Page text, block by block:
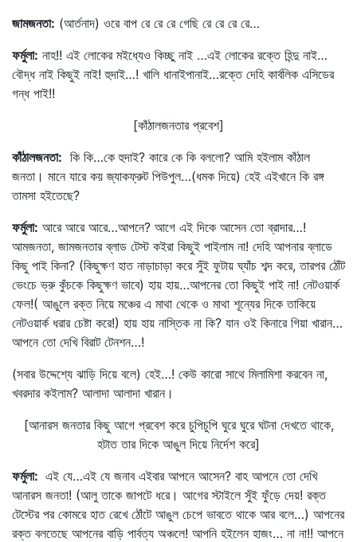
জামজনতা: (আর্তনাদ) ওরে বাপ রে রে রে গেছি রে রে রে রে…
ফর্মুলা: নাহ!! এই লোকের মইধ্যেও কিচ্ছু নাই …এই লোকের রক্তে হিন্দু নাই…
বৌদ্ধ নাই কিছুই নাই! হুদাই…! খালি ধানাইপানাই…রক্তে দেহি কার্বলিক এসিডের
গন্ধ পাই!!
[কাঁঠালজনতার প্রবেশ]
কাঁঠালজনতা: কি কি…কে হুদাই? কারে কে কি বললো? আমি হইলাম কাঁঠাল
জনতা। মানে যারে কয় জ্যাকফ্রুট পিউপুল…(ধমক দিয়ে) হেই এইখানে কি রঙ্গ
তামসা হইতেছে?
ফর্মুলা: আরে আরে আরে…আপনে? আগে এই দিকে আসেন তো ব্রাদার…!
আমজনতা, জামজনতার ব্লাড টেস্ট কইরা কিছুই পাইলাম না! দেহি আপনার ব্লাডে
কিছু পাই কিনা? (কিছুক্ষণ হাত নাড়াচাড়া করে সুঁই ফুটায় ঘ্যাঁচ শব্দ করে, তারপর ঠোঁট
ভেংচে ভ্রু কুঁচকে কিছুক্ষণ ভাবে) হায় হায়…আপনের তো কিছুই পাই না! নেটওয়ার্ক
ফেল!( আঙুলে রক্ত নিয়ে মঞ্চের এ মাথা থেকে ও মাথা শূন্যের দিকে তাকিয়ে
নেটওয়ার্ক ধরার চেষ্টা করে!) হায় হায় নাস্তিক না কি? যান ওই কিনারে গিয়া খারান…
আপনে তো দেখি বিরাট টেনশন…!
(সবার উদ্দেশ্যে ঝাড়ি দিয়ে বলে) হেই…! কেউ কারো সাথে মিলামিশা করবেন না,
খবরদার কইলাম? আলাদা আলাদা খারান।
[আনারস জনতার কিছু আগে প্রবেশ করে চুপিচুপি ঘুরে ঘুরে ঘটনা দেখতে থাকে,
হটাত তার দিকে আঙুল দিয়ে নির্দেশ করে]
ফর্মুলা: এই যে…এই যে জনাব এইবার আপনে আসেন? বাহ আপনে তো দেখি
আনারস জনতা! (আলু তাকে জাপটে ধরে। আগের স্টাইলে সুঁই ফুঁড়ে দেয়! রক্ত
টেস্টের পর কোমরে হাত রেখে ঠোঁটে আঙুল চেপে ভাবতে থাকে আর বলে…) আপনের
রক্ত বলতেছে আপনের বাড়ি পার্বত্য অঞ্চলে! আপনি হইলেন হাজং… না না!! আপনে